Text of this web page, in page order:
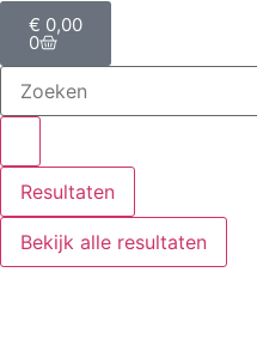
€ 0,00
0
Resultaten
Bekijk alle resultaten